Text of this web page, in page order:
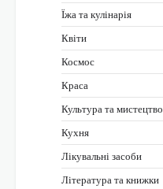
Їжа та кулінарія
Квіти
Космос
Краса
Культура та мистецтво
Кухня
Лікувальні засоби
Література та книжки